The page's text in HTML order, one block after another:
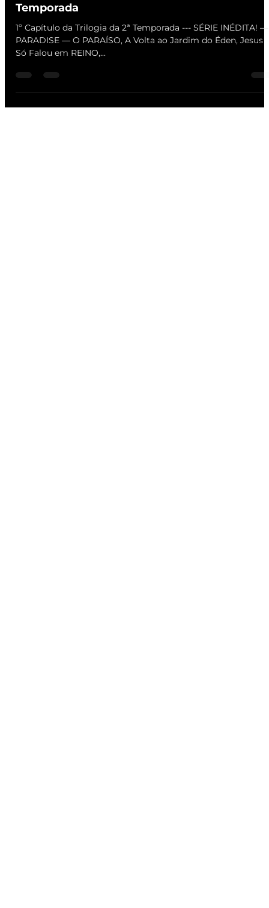
Temporada
1º Capítulo da Trilogia da 2ª Temporada --- SÉRIE INÉDITA! —
PARADISE — O PARAÍSO, A Volta ao Jardim do Éden, Jesus
Só Falou em REINO,...